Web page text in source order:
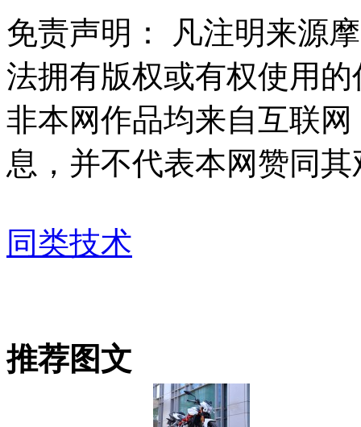
免责声明：
凡注明来源
法拥有版权或有权使用
非本网作品均来自互联
息，并不代表本网赞同
同类技术
推荐图文